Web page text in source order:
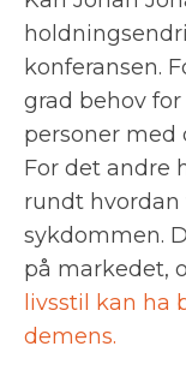
konferansen.
grad behov
personer med
For det andre
rundt hvordan
sykdommen.
på markedet,
livsstil kan ha
demens.